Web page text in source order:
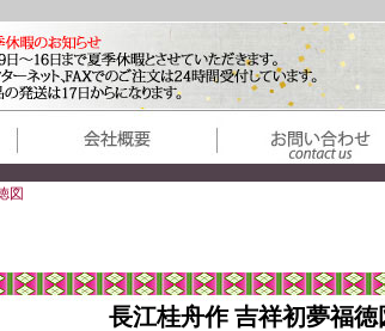
図
長江桂舟作 吉祥初夢福徳